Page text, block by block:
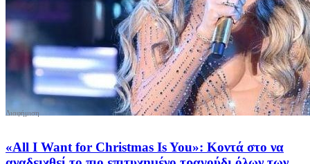
«All I Want for Christmas Is You»: Κοντά στο να